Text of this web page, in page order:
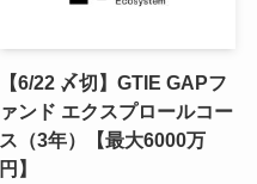
【6/22 〆切】GTIE GAPフ
ァンド エクスプロールコー
ス（3年）【最大6000万
円】